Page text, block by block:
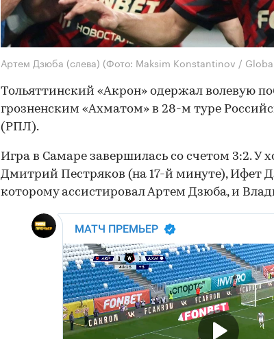
Артем Дзюба (слева) (Фото: Maksim Konstantinov /
Тольяттинский «Акрон» одержал волевую
грозненским «Ахматом» в 28-м туре
(РПЛ).
Игра в Самаре завершилась со счетом 3:2. У
Дмитрий Пестряков (на 17-й минуте), Ифет
которому ассистировал Артем Дзюба, и